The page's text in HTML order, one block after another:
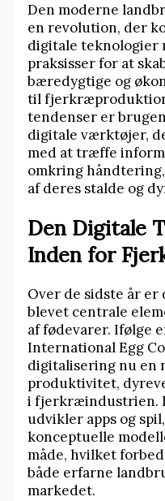
Den moderne
en revolution, der
digitale teknologier
praksisser for at
bæredygtige og
til
tendenser er
digitale værktøjer,
med at træffe
omkring
af deres stalde og
Den Digitale
Inden for
Over de sidste år
blevet centrale
af fødevarer. Ifølge
International Egg
digitalisering nu en
produktivitet,
i fjerkræindustrien.
udvikler apps og
konceptuelle
måde, hvilket
både erfarne
markedet.